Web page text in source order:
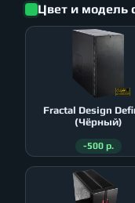
Цвет и модель
Fractal Design
(Чёрный)
-500 р.